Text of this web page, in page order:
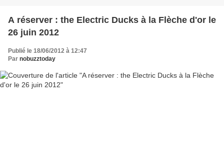
A réserver : the Electric Ducks à la Flèche d'or le
26 juin 2012
Publié le 18/06/2012 à 12:47
Par nobuzztoday